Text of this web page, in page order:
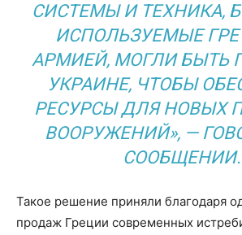
СИСТЕМЫ И ТЕХНИКА,
ИСПОЛЬЗУЕМЫЕ
АРМИЕЙ, МОГЛИ БЫТЬ
УКРАИНЕ, ЧТОБЫ
РЕСУРСЫ ДЛЯ НОВЫХ
ВООРУЖЕНИЙ», —
СООБЩЕНИИ.
Такое решение приняли благодаря
продаж Греции современных